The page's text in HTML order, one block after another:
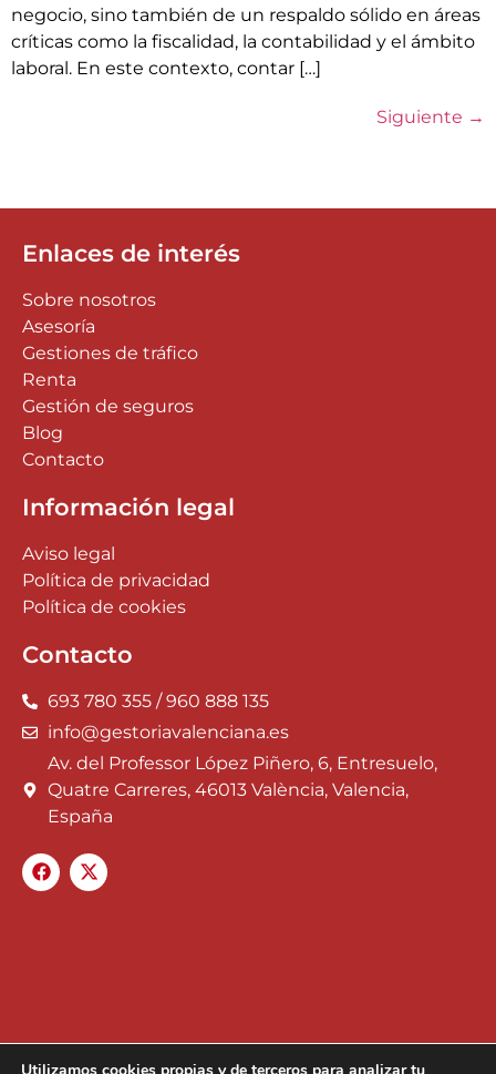
negocio, sino también de un respaldo sólido en áreas
críticas como la fiscalidad, la contabilidad y el ámbito
laboral. En este contexto, contar […]
Siguiente →
Enlaces de interés
Sobre nosotros
Asesoría
Gestiones de tráfico
Renta
Gestión de seguros
Blog
Contacto
Información legal
Aviso legal
Política de privacidad
Política de cookies
Contacto
693 780 355 / 960 888 135
info@gestoriavalenciana.es
Av. del Professor López Piñero, 6, Entresuelo,
Quatre Carreres, 46013 València, Valencia,
España